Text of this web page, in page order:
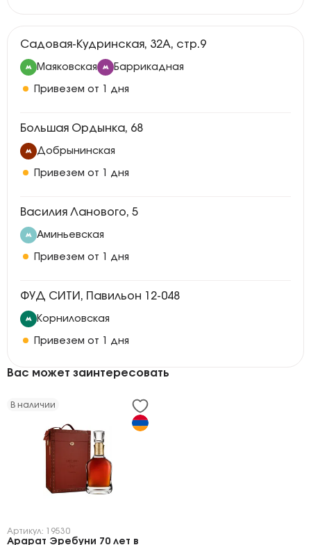
Садовая-Кудринская, 32А, стр.9
Маяковская Баррикадная
Привезем от 1 дня
Большая Ордынка, 68
Добрынинская
Привезем от 1 дня
Василия Ланового, 5
Аминьевская
Привезем от 1 дня
ФУД СИТИ, Павильон 12-048
Корниловская
Привезем от 1 дня
Вас может заинтересовать
В наличии
Артикул: 19530
Арарат Эребуни 70 лет в